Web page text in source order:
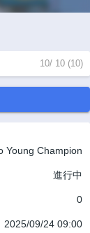
10/ 10 (10)
Young Champion
進行中
0
2025/09/24 09:00